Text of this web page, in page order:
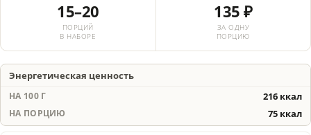
15–20
ПОРЦИЙ
В НАБОРЕ
135 ₽
ЗА ОДНУ
ПОРЦИЮ
Энергетическая ценность
216 ккал
75 ккал